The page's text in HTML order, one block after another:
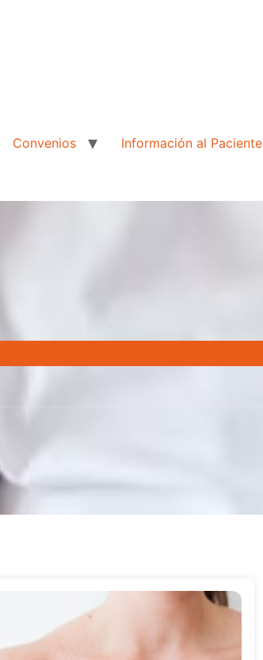
Convenios Información al Paciente